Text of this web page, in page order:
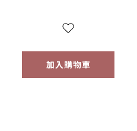
加入購物車